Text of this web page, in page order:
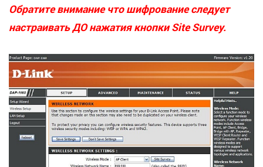
Обратите внимание что шифрование следует
настраивать ДО нажатия кнопки Site Survey.